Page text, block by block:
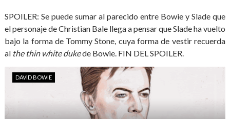
SPOILER: Se puede sumar al parecido entre Bowie y Slade que
el personaje de Christian Bale llega a pensar que Slade ha vuelto
bajo la forma de Tommy Stone, cuya forma de vestir recuerda
al the thin white dukede Bowie. FIN DEL SPOILER.
DAVID BOWIE